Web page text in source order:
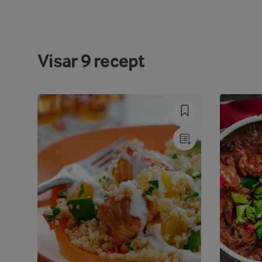
Visar9recept